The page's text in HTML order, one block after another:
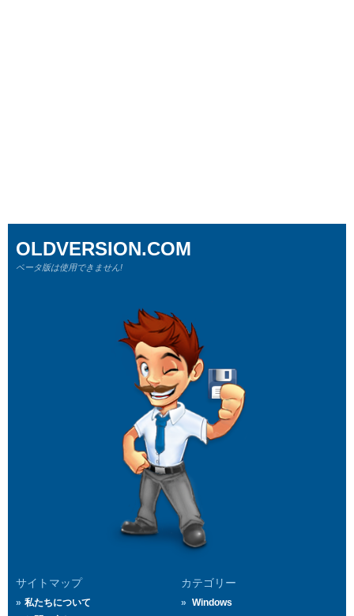
サイトマップ
私たちについて
カテゴリー
Windows
OLDVERSION.COM
ベータ版は使用できません!